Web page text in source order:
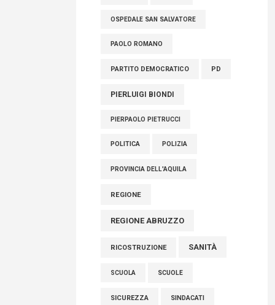
OSPEDALE SAN SALVATORE
PAOLO ROMANO
PARTITO DEMOCRATICO PD
PIERLUIGI BIONDI
PIERPAOLO PIETRUCCI
POLITICA POLIZIA
PROVINCIA DELL'AQUILA
REGIONE
REGIONE ABRUZZO
RICOSTRUZIONE SANITÀ
SCUOLA SCUOLE
SICUREZZA SINDACATI